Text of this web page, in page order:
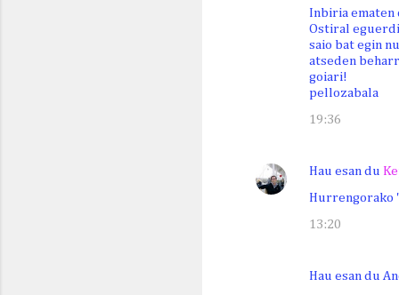
Inbiria ematen
Ostiral
saio bat egin
atseden
goiari!
pellozabala
19:36
Hau esan du
Hurrengorako
13:20
Hau esan du